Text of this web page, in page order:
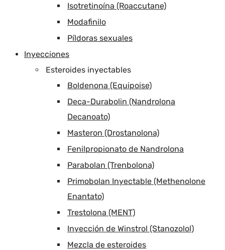
Isotretinoína (Roaccutane)
Modafinilo
Píldoras sexuales
Inyecciones
Esteroides inyectables
Boldenona (Equipoise)
Deca-Durabolin (Nandrolona
Decanoato)
Masteron (Drostanolona)
Fenilpropionato de Nandrolona
Parabolan (Trenbolona)
Primobolan Inyectable (Methenolone
Enantato)
Trestolona (MENT)
Inyección de Winstrol (Stanozolol)
Mezcla de esteroides